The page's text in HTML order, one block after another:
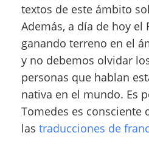
textos de este ámbito
Además, a día de hoy el
ganando terreno en el
y no debemos olvidar
personas que hablan
nativa en el mundo. Es
Tomedes es consciente
las traducciones de